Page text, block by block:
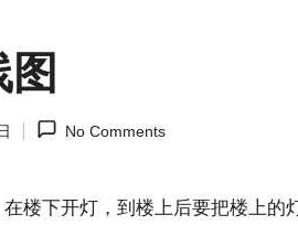
No Comments
楼下开灯，到楼上后要把楼上